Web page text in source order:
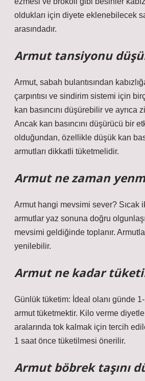
oldukları için diyete eklenebilecek
arasındadır.
Armut tansiyonu
Armut, sabah bulantısından
çarpıntısı ve sindirim sistemi için
kan basıncını düşürebilir ve ayrıca
Ancak kan basıncını düşürücü bir
olduğundan, özellikle düşük kan
armutları dikkatli tüketmelidir.
Armut ne zaman
Armut hangi mevsimi sever? Sıcak
armutlar yaz sonuna doğru
mevsimi geldiğinde toplanır.
yenilebilir.
Armut ne kadar
Günlük tüketim: İdeal olanı günde
armut tüketmektir. Kilo verme
aralarında tok kalmak için tercih
1 saat önce tüketilmesi önerilir.
Armut böbrek taşını